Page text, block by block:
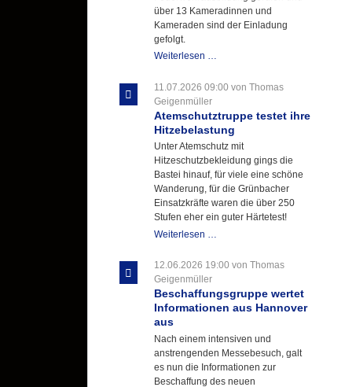
über 13 Kameradinnen und
Kameraden sind der Einladung
gefolgt.
Weiterlesen …
für
Kirmes
mit
zukunftsweisender
Einlage
11.07.2026 09:00 von Thomas
Geigenmüller
Atemschutztruppe testet ihre
Hitzebelastung
Unter Atemschutz mit
Hitzeschutzbekleidung gings die
Bastei hinauf, für viele eine schöne
Wanderung, für die Grünbacher
Einsatzkräfte waren die über 250
Stufen eher ein guter Härtetest!
Weiterlesen …
ihre
12.06.2026 19:00 von Thomas
Geigenmüller
Beschaffungsgruppe wertet
Informationen aus Hannover
aus
Nach einem intensiven und
anstrengenden Messebesuch, galt
es nun die Informationen zur
Beschaffung des neuen